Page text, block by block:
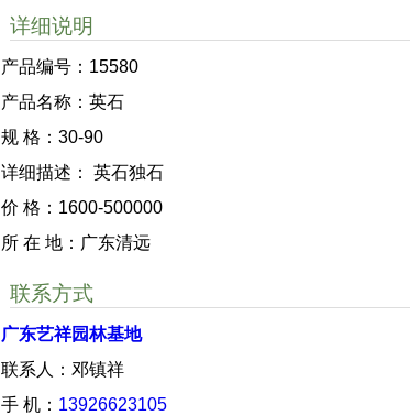
详细说明
产品编号：15580
产品名称：英石
规 格：30-90
详细描述： 英石独石
价 格：1600-500000
所 在 地：广东清远
联系方式
广东艺祥园林基地
联系人：邓镇祥
手 机： 13926623105